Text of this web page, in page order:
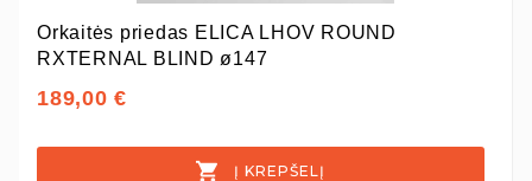
Orkaitės priedas ELICA LHOV ROUND
RXTERNAL BLIND ø147
189,00 €
Į KREPŠELĮ